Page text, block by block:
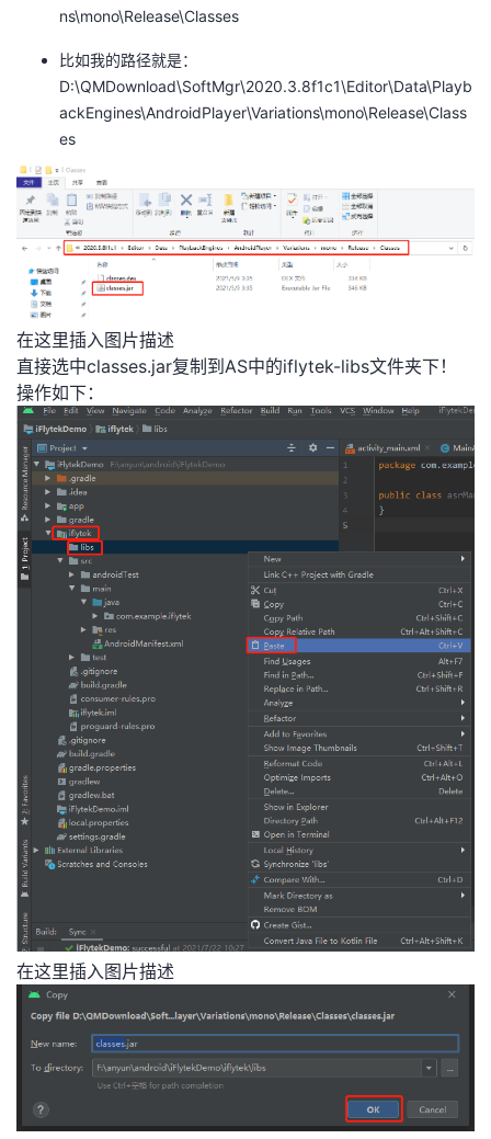
ns\mono\Release\Classes
比如我的路径就是：
D:\QMDownload\SoftMgr\2020.3.8f1c1\Editor\Data\Playb
ackEngines\AndroidPlayer\Variations\mono\Release\Class
es
在这里插入图片描述
直接选中classes.jar复制到AS中的iflytek-libs文件夹下！
操作如下：
在这里插入图片描述